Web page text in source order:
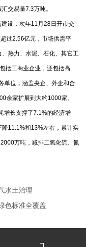
交易量7.3万吨。
设，次年11月28日开市交
过2.56亿元，市场供需平
热力、水泥、石化、其它工
括工商业企业，还包括高
单位，涵盖央企、外企和合
余家扩展到大约1000家。
增长支撑了7.1%的经济增
11.1%和13%左右，累计实
万吨，减排二氧化硫、氮
水土治理
色标准全覆盖